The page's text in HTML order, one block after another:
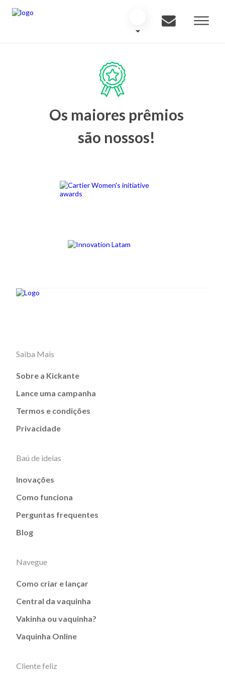
Os maiores prêmios
são nossos!
Saiba Mais
Sobre a Kickante
Lance uma campanha
Termos e condições
Privacidade
Baú de ideias
Inovações
Como funciona
Perguntas frequentes
Blog
Navegue
Como criar e lançar
Central da vaquinha
Vakinha ou vaquinha?
Vaquinha Online
Cliente feliz